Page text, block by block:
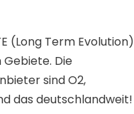
(Long Term Evolution)
Die
sind O2,
das deutschlandweit!